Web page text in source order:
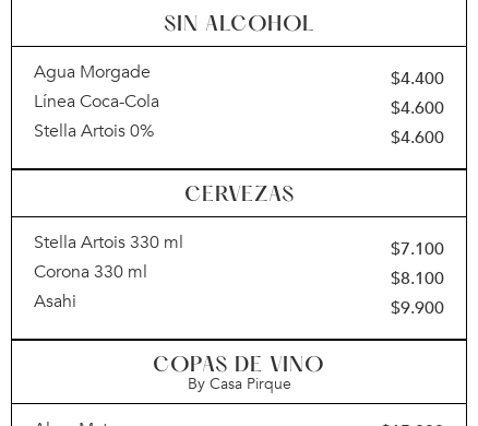
SIN ALCOHOL
Agua Morgade $4.400
Línea Coca-Cola
$4.600
Stella Artois 0%
$4.600
CERVEZAS
Stella Artois 330 ml $7.100
Corona 330 ml
$8.100
Asahi
$9.900
COPAS DE VINO
By Casa Pirque